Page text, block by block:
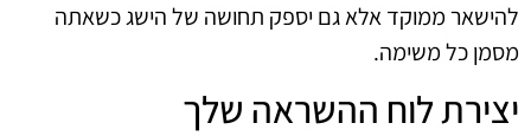
להישאר ממוקד אלא גם יספק תחושה של הישג כשאתה
מסמן כל משימה.
יצירת לוח ההשראה שלך